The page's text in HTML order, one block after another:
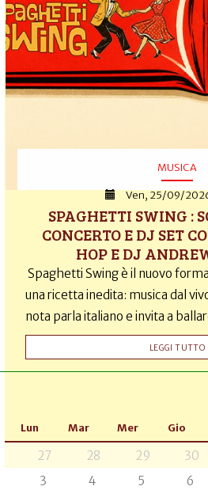
MUSICA
Ven, 25/09/
SPAGHETTI SWING :
CONCERTO E DJ SET
HOP E DJ
Spaghetti Swing è il nuovo
una ricetta inedita: musica dal
nota parla italiano e invita a
LEGGI TUTTO
Lun Mar Mer Gio
27 28 29 30
3
4 5 6